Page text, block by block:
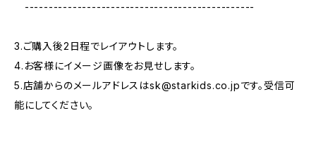
------------------------------------------------
3.ご購入後2日程でレイアウトします。
4.お客様にイメージ画像をお見せします。
5.店舗からのメールアドレスはsk@starkids.co.jpです。受信可
能にしてください。